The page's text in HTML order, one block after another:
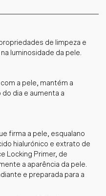
de limpeza e
luminosidade da pele.
a pele, mantém a
dia e aumenta a
firma a pele, esqualano
hialurónico e extrato de
Locking Primer, de
a aparência da pele.
e preparada para a